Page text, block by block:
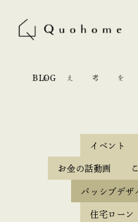
BLOG
パッシブデザインを考える
イベント
お金の話動画
パッシブデザ
住宅ローン